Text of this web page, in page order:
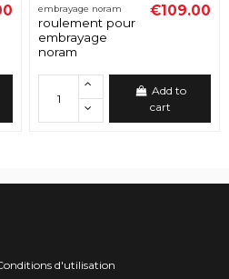
embrayage noram
roulement pour
embrayage
noram
€109.00
Add to
cart
d'utilisation